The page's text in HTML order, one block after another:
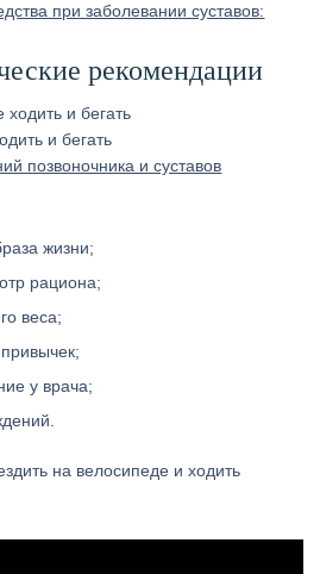
при заболевании суставов:
рекомендации
и бегать
позвоночника и суставов
жизни;
рациона;
веса;
у врача;
на велосипеде и ходить